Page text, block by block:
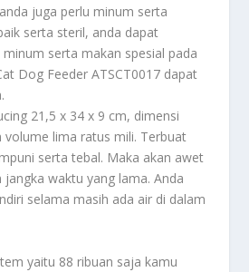
juga perlu minum serta
serta steril, anda dapat
serta makan spesial pada
Dog Feeder ATSCT0017 dapat
21,5 x 34 x 9 cm, dimensi
volume lima ratus mili. Terbuat
serta tebal. Maka akan awet
waktu yang lama. Anda
selama masih ada air di dalam
yaitu 88 ribuan saja kamu